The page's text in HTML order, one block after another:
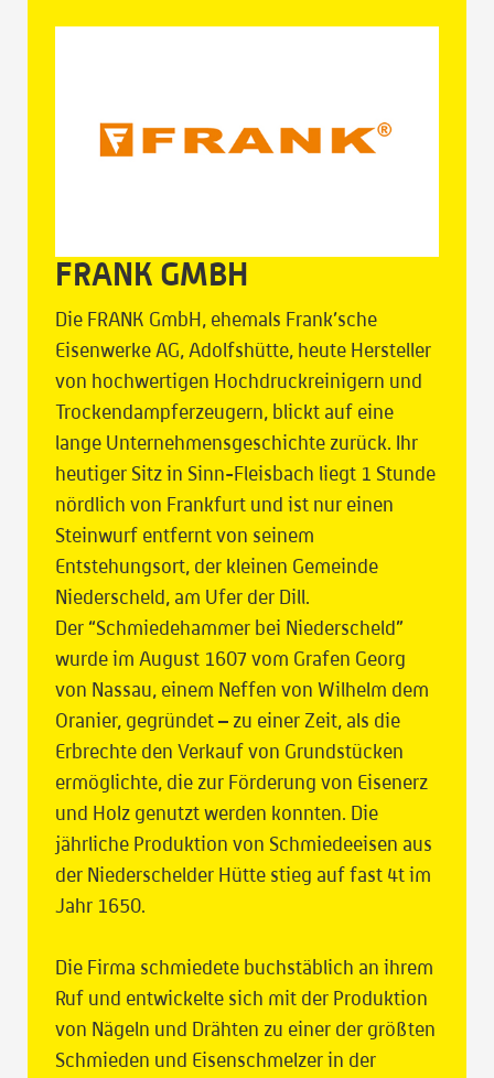
FRANK GMBH
Die FRANK GmbH, ehemals Frank’sche
Eisenwerke AG, Adolfshütte, heute Hersteller
von hochwertigen Hochdruckreinigern und
Trockendampferzeugern, blickt auf eine
lange Unternehmensgeschichte zurück. Ihr
heutiger Sitz in Sinn-Fleisbach liegt 1 Stunde
nördlich von Frankfurt und ist nur einen
Steinwurf entfernt von seinem
Entstehungsort, der kleinen Gemeinde
Niederscheld, am Ufer der Dill.
Der “Schmiedehammer bei Niederscheld”
wurde im August 1607 vom Grafen Georg
von Nassau, einem Neffen von Wilhelm dem
Oranier, gegründet – zu einer Zeit, als die
Erbrechte den Verkauf von Grundstücken
ermöglichte, die zur Förderung von Eisenerz
und Holz genutzt werden konnten. Die
jährliche Produktion von Schmiedeeisen aus
der Niederschelder Hütte stieg auf fast 4t im
Jahr 1650.
Die Firma schmiedete buchstäblich an ihrem
Ruf und entwickelte sich mit der Produktion
von Nägeln und Drähten zu einer der größten
Schmieden und Eisenschmelzer in der